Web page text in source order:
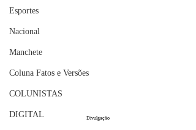
Esportes
Nacional
Manchete
Coluna Fatos e Versões
COLUNISTAS
DIGITAL Divulgação